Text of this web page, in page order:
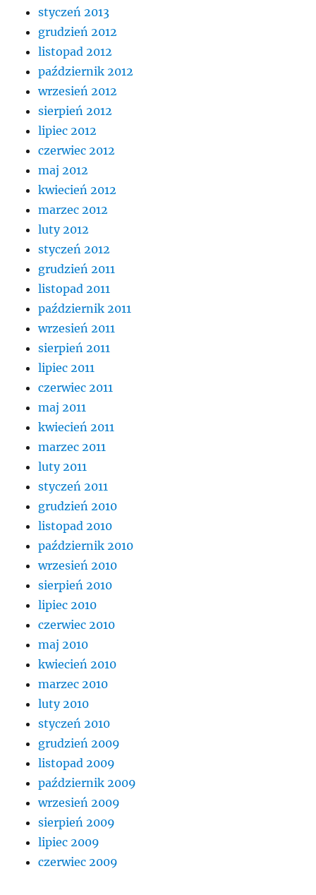
styczeń 2013
grudzień 2012
listopad 2012
październik 2012
wrzesień 2012
sierpień 2012
lipiec 2012
czerwiec 2012
maj 2012
kwiecień 2012
marzec 2012
luty 2012
styczeń 2012
grudzień 2011
listopad 2011
październik 2011
wrzesień 2011
sierpień 2011
lipiec 2011
czerwiec 2011
maj 2011
kwiecień 2011
marzec 2011
luty 2011
styczeń 2011
grudzień 2010
listopad 2010
październik 2010
wrzesień 2010
sierpień 2010
lipiec 2010
czerwiec 2010
maj 2010
kwiecień 2010
marzec 2010
luty 2010
styczeń 2010
grudzień 2009
listopad 2009
październik 2009
wrzesień 2009
sierpień 2009
lipiec 2009
czerwiec 2009